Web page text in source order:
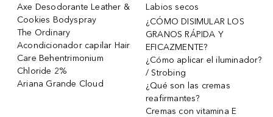
Axe Desodorante Leather &
Cookies Bodyspray
The Ordinary
Acondicionador capilar Hair
Care Behentrimonium
Chloride 2%
Ariana Grande Cloud
Labios secos
¿CÓMO DISIMULAR LOS
GRANOS RÁPIDA Y
EFICAZMENTE?
¿Cómo aplicar el iluminador?
/ Strobing
¿Qué son las cremas
reafirmantes?
Cremas con vitamina E